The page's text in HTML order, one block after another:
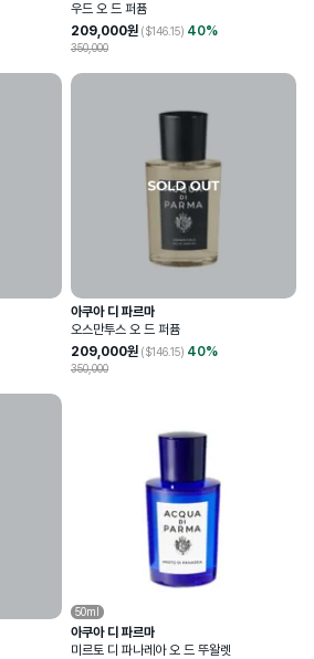
우드 오 드 퍼퓸
209,000원 ($146.15) 40%
350,000
아쿠아 디 파르마
오스만투스 오 드 퍼퓸
209,000원 ($146.15) 40%
350,000
50ml
아쿠아 디 파르마
미르토 디 파나레아 오 드 뚜왈렛